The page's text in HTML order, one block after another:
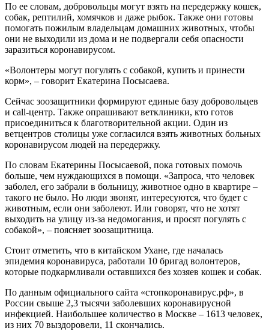
По ее словам, добровольцы могут взять на передержку кошек,
собак, рептилий, хомячков и даже рыбок. Также они готовы
помогать пожилым владельцам домашних животных, чтобы
они не выходили из дома и не подвергали себя опасности
заразиться коронавирусом.
«Волонтеры могут погулять с собакой, купить и принести
корм», – говорит Екатерина Посысаева.
Сейчас зоозащитники формируют единые базу добровольцев
и call-центр. Также опрашивают ветклиники, кто готов
присоединиться к благотворительной акции. Один из
ветцентров столицы уже согласился взять животных больных
коронавирусом людей на передержку.
По словам Екатерины Посысаевой, пока готовых помочь
больше, чем нуждающихся в помощи. «Запроса, что человек
заболел, его забрали в больницу, животное одно в квартире –
такого не было. Но люди звонят, интересуются, что будет с
животным, если они заболеют. Или говорят, что не хотят
выходить на улицу из-за недомогания, и просят погулять с
собакой», – поясняет зоозащитница.
Стоит отметить, что в китайском Ухане, где началась
эпидемия коронавируса, работали 10 бригад волонтеров,
которые подкармливали оставшихся без хозяев кошек и собак.
По данным официального сайта «стопкоронавирус.рф», в
России свыше 2,3 тысячи заболевших коронавирусной
инфекцией. Наибольшее количество в Москве – 1613 человек,
из них 70 выздоровели, 11 скончались.